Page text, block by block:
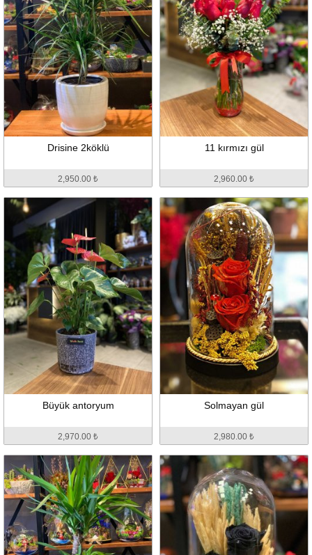
Drisine 2köklü
2,950.00 ₺
11 kırmızı gül
2,960.00 ₺
Büyük antoryum
2,970.00 ₺
Solmayan gül
2,980.00 ₺